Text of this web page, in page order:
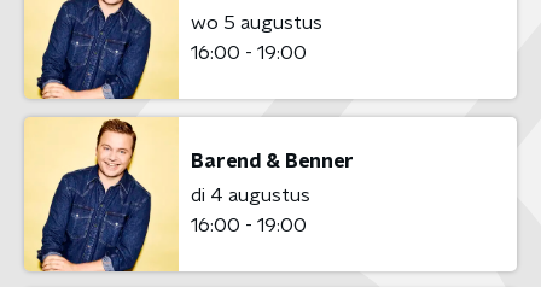
wo 5 augustus
16:00 - 19:00
Barend & Benner
di 4 augustus
16:00 - 19:00